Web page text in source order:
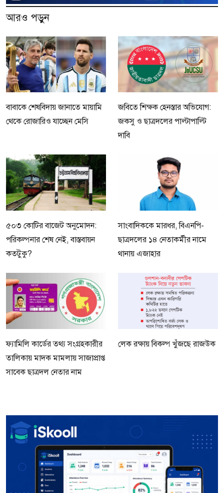
আরও পড়ুন
বাবাকে শেষবিদায় জানাতে মায়ামি
থেকে রোজারিও যাচ্ছেন মেসি
জবিতে শিক্ষক হেনস্তার অভিযোগ:
জকসু ও ছাত্রদলের পাল্টাপাল্টি
দাবি
৫০৩ কোটির বাজেট অনুমোদন:
পরিকল্পনার শেষ নেই, বাস্তবায়ন
কতটুকু?
সাংবাদিককে মারধর, বিএনপি-
ছাত্রদলের ১৪ নেতাকর্মীর নামে
থানায় এজাহার
ফ্যামিলি কার্ডের তথ্য সংগ্রহকারীর
তালিকায় মাদক মামলায় সাজাপ্রাপ্ত
সাবেক ছাত্রদল নেতার নাম
লেক রক্ষায় বিকল্প খুঁজছে রাজউক